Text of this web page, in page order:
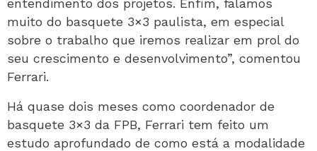
entendimento dos projetos. Enfim, falamos
muito do basquete 3×3 paulista, em especial
sobre o trabalho que iremos realizar em prol do
seu crescimento e desenvolvimento”, comentou
Ferrari.
Há quase dois meses como coordenador de
basquete 3×3 da FPB, Ferrari tem feito um
estudo aprofundado de como está a modalidade